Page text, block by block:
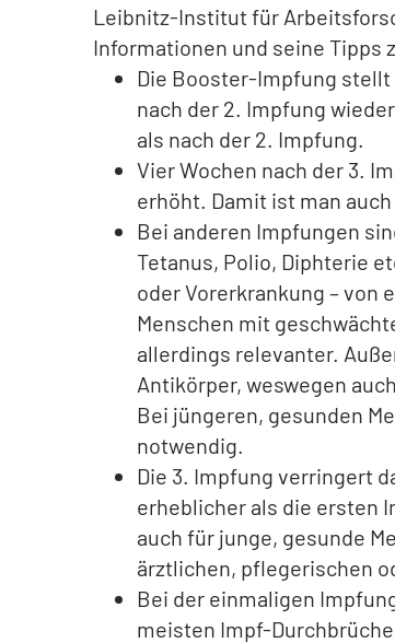
Leibnitz-Institut für
Informationen und seine
Die Booster-Impfung
nach der 2. Impfung
als nach der 2. Impfung.
Vier Wochen nach der 3.
erhöht. Damit ist man
Bei anderen Impfungen
Tetanus, Polio, Diphterie
oder Vorerkrankung –
Menschen mit
allerdings relevanter.
Antikörper, weswegen
Bei jüngeren, gesunden
notwendig.
Die 3. Impfung verringert
erheblicher als die ersten
auch für junge, gesunde
ärztlichen, pflegerischen
Bei der einmaligen
meisten Impf-